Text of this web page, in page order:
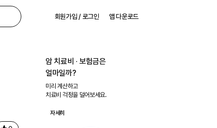
회원가입 / 로그인 앱 다운로드
암 치료비 ∙ 보험금은
얼마일까?
미리 계산하고
치료비 걱정을 덜어보세요.
자세히